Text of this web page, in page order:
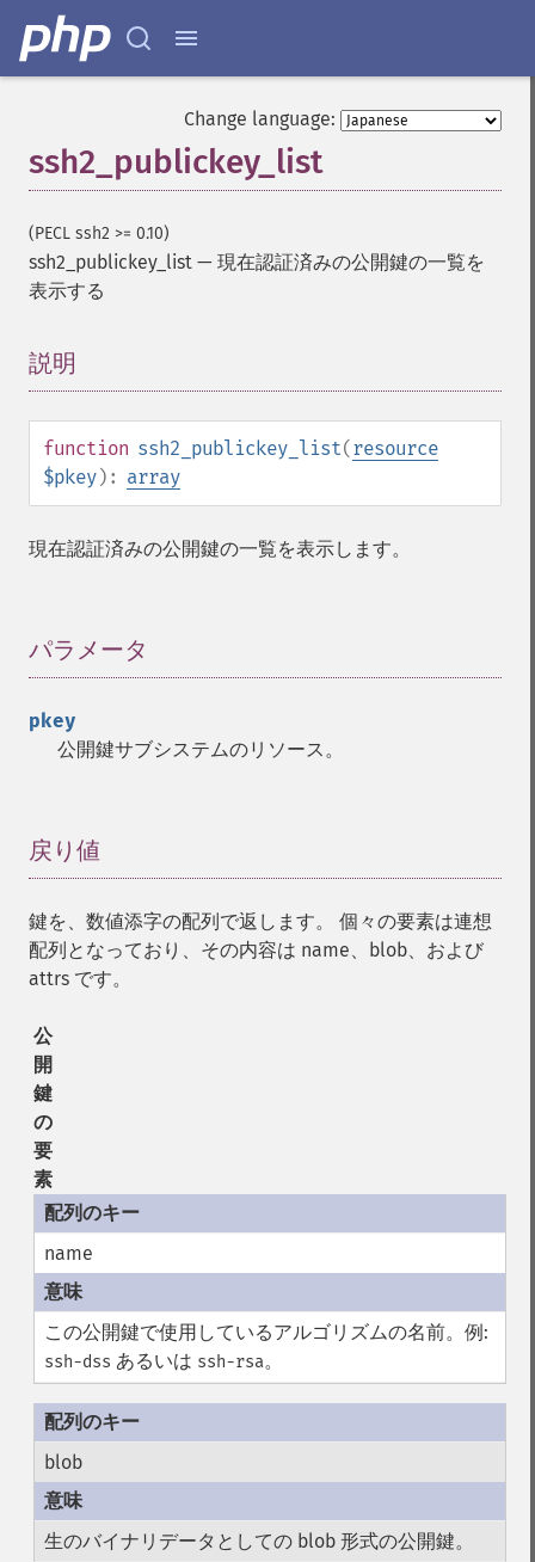
Change language:
ssh2_publickey_list
(PECL ssh2 >= 0.10)
ssh2_publickey_list — 現在認証済みの公開鍵の一覧を
表示する
説明
function ssh2_publickey_list(resource
$pkey): array
現在認証済みの公開鍵の一覧を表示します。
パラメータ
pkey
公開鍵サブシステムのリソース。
戻り値
鍵を、数値添字の配列で返します。 個々の要素は連想
配列となっており、その内容は name、blob、および
attrs です。
公
開
鍵
の
要
素
name
この公開鍵で使用しているアルゴリズムの名前。例:
ssh-dss あるいは ssh-rsa。
blob
生のバイナリデータとしての blob 形式の公開鍵。